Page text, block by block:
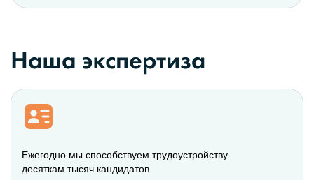
Ежегодно мы способствуем трудоустройству
десяткам тысяч кандидатов